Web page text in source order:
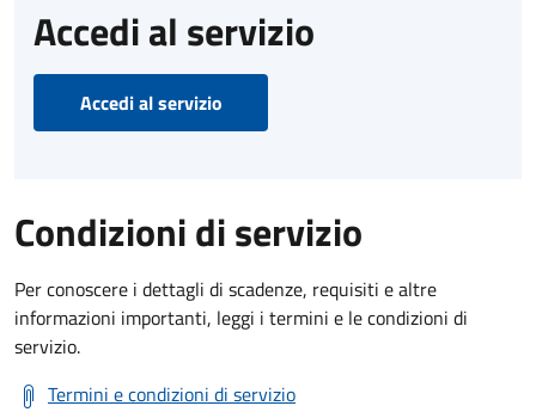
Accedi al servizio
Accedi al servizio
Condizioni di servizio
Per conoscere i dettagli di scadenze, requisiti e altre
informazioni importanti, leggi i termini e le condizioni di
servizio.
Termini e condizioni di servizio